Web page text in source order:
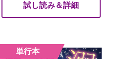
試し読み＆詳細